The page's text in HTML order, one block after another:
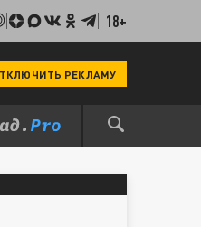
18+
РЕКЛАМУ